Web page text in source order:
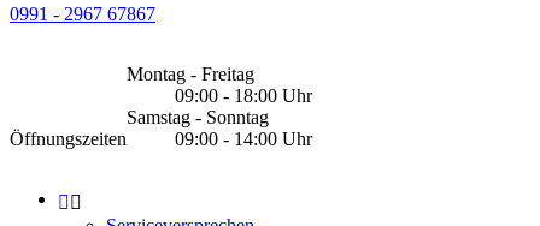
0991 - 2967 67867
Öffnungszeiten
Montag - Freitag
09:00 - 18:00 Uhr
Samstag - Sonntag
09:00 - 14:00 Uhr